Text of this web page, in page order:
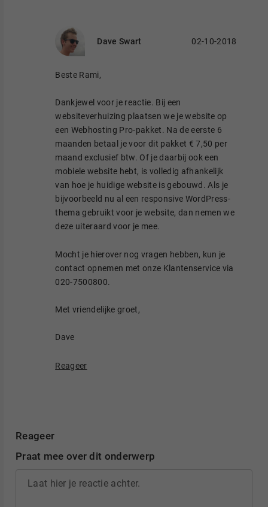
Dave Swart 02-10-2018
Beste Rami,
Dankjewel voor je reactie. Bij een
websiteverhuizing plaatsen we je website op
een Webhosting Pro-pakket. Na de eerste 6
maanden betaal je voor dit pakket € 7,50 per
maand exclusief btw. Of je daarbij ook een
mobiele website hebt, is volledig afhankelijk
van hoe je huidige website is gebouwd. Als je
bijvoorbeeld nu al een responsive WordPress-
thema gebruikt voor je website, dan nemen we
deze uiteraard voor je mee.
Mocht je hierover nog vragen hebben, kun je
contact opnemen met onze Klantenservice via
020-7500800.
Met vriendelijke groet,
Dave
Reageer
Reageer
Praat mee over dit onderwerp
Laat hier je reactie achter.